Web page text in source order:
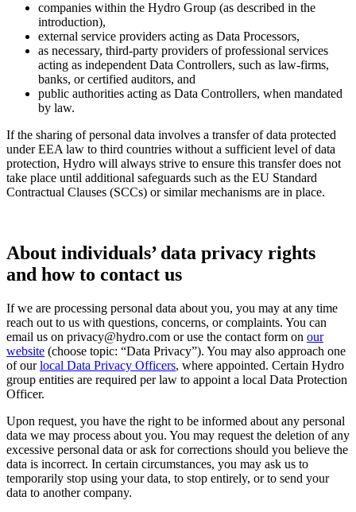
companies within the Hydro Group (as described in the
introduction),
external service providers acting as Data Processors,
as necessary, third-party providers of professional services
acting as independent Data Controllers, such as law-firms,
banks, or certified auditors, and
public authorities acting as Data Controllers, when mandated
by law.
If the sharing of personal data involves a transfer of data protected
under EEA law to third countries without a sufficient level of data
protection, Hydro will always strive to ensure this transfer does not
take place until additional safeguards such as the EU Standard
Contractual Clauses (SCCs) or similar mechanisms are in place.
About individuals’ data privacy rights
and how to contact us
If we are processing personal data about you, you may at any time
reach out to us with questions, concerns, or complaints. You can
email us on privacy@hydro.com or use the contact form on our
website (choose topic: “Data Privacy”). You may also approach one
of ourlocal Data Privacy Officers, where appointed. Certain Hydro
group entities are required per law to appoint a local Data Protection
Officer.
Upon request, you have the right to be informed about any personal
data we may process about you. You may request the deletion of any
excessive personal data or ask for corrections should you believe the
data is incorrect. In certain circumstances, you may ask us to
temporarily stop using your data, to stop entirely, or to send your
data to another company.